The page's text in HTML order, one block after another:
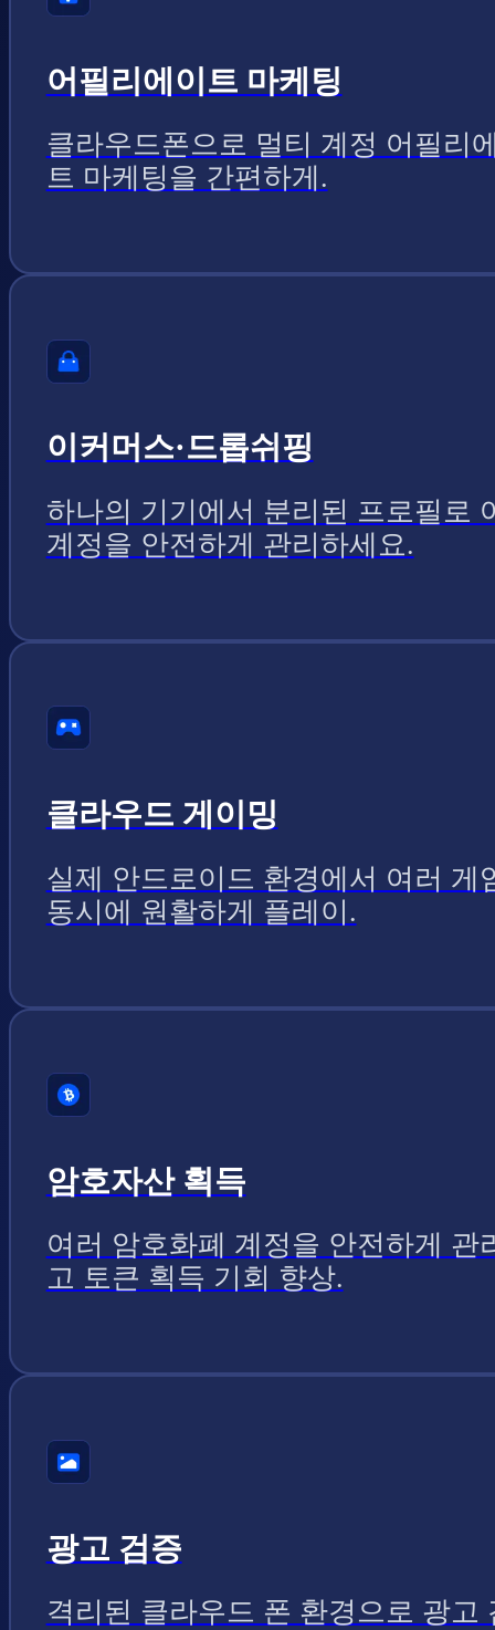
어필리에이트 마케팅
클라우드폰으로 멀티 계정 어필리
트 마케팅을 간편하게.
이커머스·드롭쉬핑
하나의 기기에서 분리된 프로필로
계정을 안전하게 관리하세요.
클라우드 게이밍
실제 안드로이드 환경에서 여러 게
동시에 원활하게 플레이.
암호자산 획득
여러 암호화폐 계정을 안전하게 관
고 토큰 획득 기회 향상.
광고 검증
격리된 클라우드 폰 환경으로 광고